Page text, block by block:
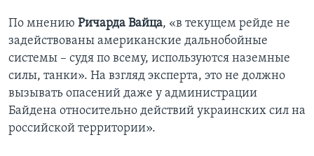
По мнению Ричарда Вайца, «в текущем рейде не
задействованы американские дальнобойные
системы – судя по всему, используются наземные
силы, танки». На взгляд эксперта, это не должно
вызывать опасений даже у администрации
Байдена относительно действий украинских сил на
российской территории».